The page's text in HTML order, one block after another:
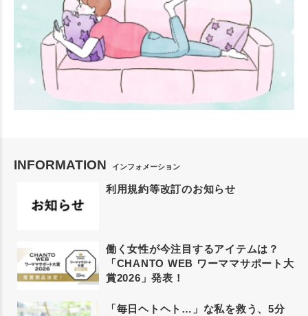
INFORMATION インフォメーション
利用規約等改訂のお知らせ
働く女性が今注目するアイテムは？
「CHANTO WEB ワーママサポート大
賞2026」発表！
「毎日ヘトヘト…」な私を救う、5分